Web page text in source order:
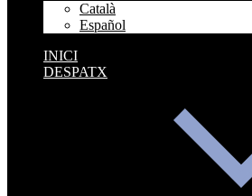
Català
Español
INICI
DESPATX